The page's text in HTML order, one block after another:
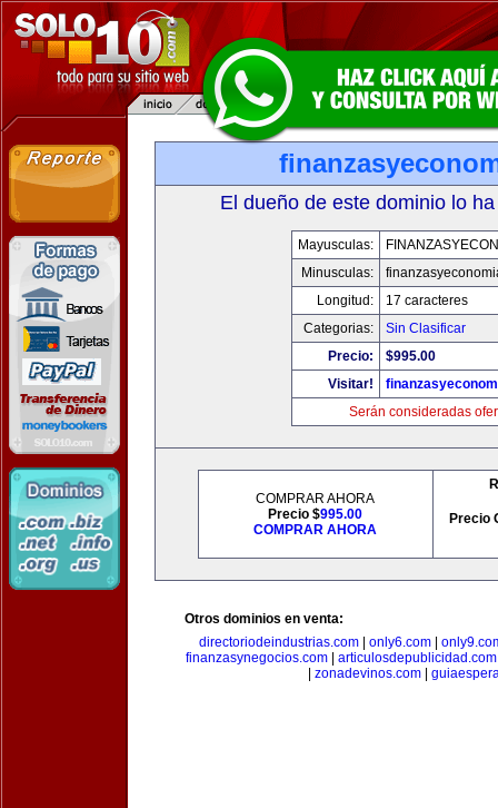
El dueño de este dominio lo
Mayusculas:
Minusculas:
Longitud:
17 caracteres
Categorias:
Sin Clasificar
Precio:
$995.00
Visitar!
Serán consideradas
COMPRAR AHORA
Precio $995.00
COMPRAR AHORA
Precio
Otros dominios en venta:
directoriodeindustrias.com| only6.com|
finanzasynegocios.com| articulosdepublicidad.com
zonadevinos.com|